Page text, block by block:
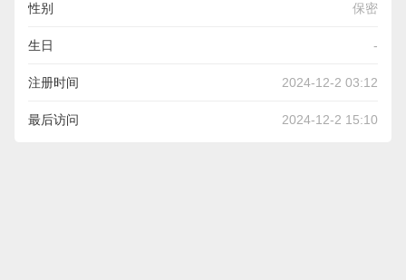
性别 保密
生日 -
注册时间 2024-12-2 03:12
最后访问 2024-12-2 15:10